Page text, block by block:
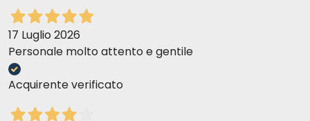
17 Luglio 2026
Personale molto attento e gentile
Acquirente verificato